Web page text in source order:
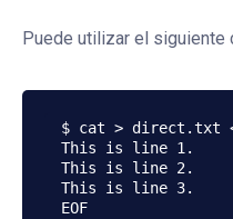
Puede utilizar el siguiente
$ cat > direct.txt
This is line 1.
This is line 2.
This is line 3.